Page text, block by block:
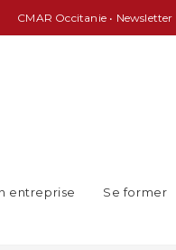
CMAR Occitanie• Newsletter
entreprise Se former